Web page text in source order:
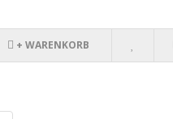
+ WARENKORB